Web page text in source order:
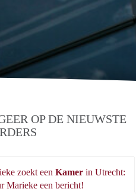
OP DE NIEUWSTE
zoekt een Kamer in Utrecht:
Marieke een bericht!